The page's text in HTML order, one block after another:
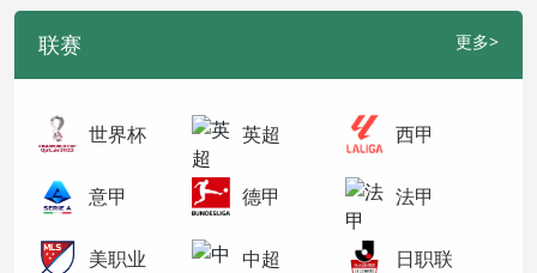
联赛 更多>
世界杯 英超 西甲
意甲 德甲 法甲
美职业 中超 日职联